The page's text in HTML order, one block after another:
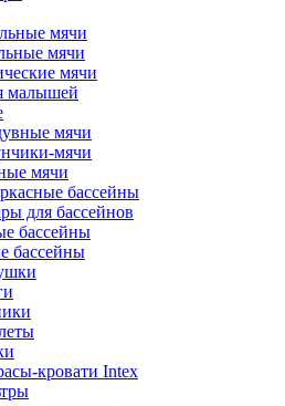
мячи
мячи
мячи
малышей
мячи
мячи
мячи
бассейны
для бассейнов
бассейны
бассейны
кровати Intex